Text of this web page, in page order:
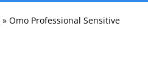
» Omo Professional Sensitive